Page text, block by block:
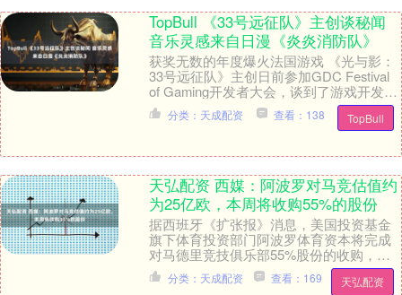
TopBull 《33号远征队》主创谈秘闻
音乐灵感来自日漫《炎炎消防队》
获奖无数的年度爆火法国游戏 《光与影：
33号远征队》主创日前参加GDC Festival
of Gaming开发者大会，谈到了游戏开发的
趣闻轶事，其中备受玩家赞....
TopBull
分类：天成配资 查看：138
天弘配资 西媒：阿波罗对马竞估值约
为25亿欧，本周将收购55%的股份
据西班牙《扩张报》消息，美国投资基金
旗下体育投资部门阿波罗体育资本将完成
对马德里竞技俱乐部55%股份的收购，这
笔交易将于3月12日正式完成。 报道称，
阿波罗通过....
天弘配资
分类：天成配资 查看：169